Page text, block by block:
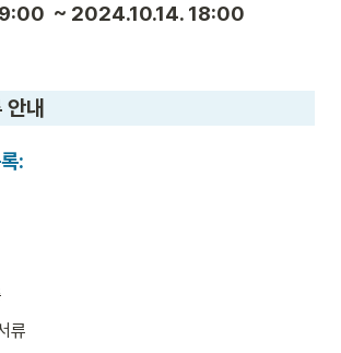
~ 2024.10.14. 18:00
내
:
류